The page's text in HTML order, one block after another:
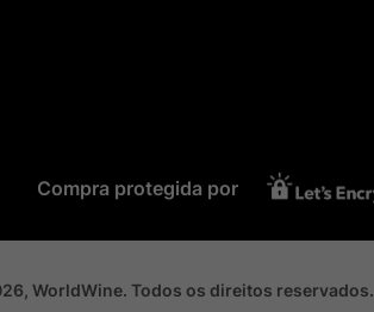
Compra protegida por
WorldWine. Todos os direitos reservados.